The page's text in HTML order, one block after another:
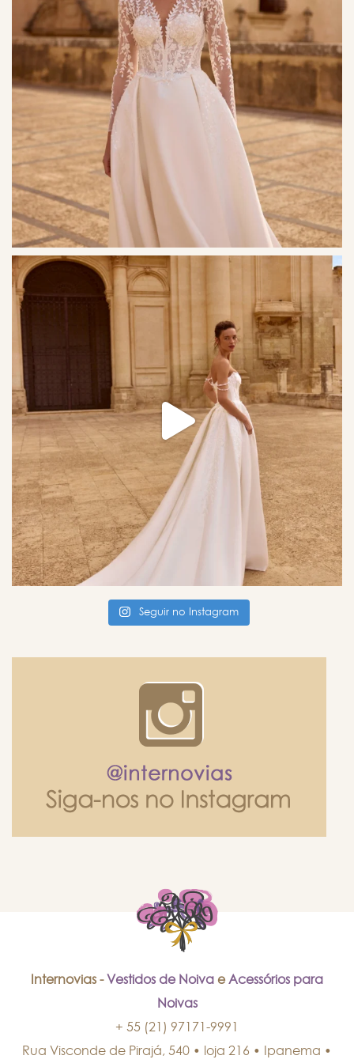
Seguir no Instagram
Internovias - Vestidos de Noiva e Acessórios para
Noivas
+ 55 (21) 97171-9991
Rua Visconde de Pirajá, 540 • loja 216 • Ipanema •